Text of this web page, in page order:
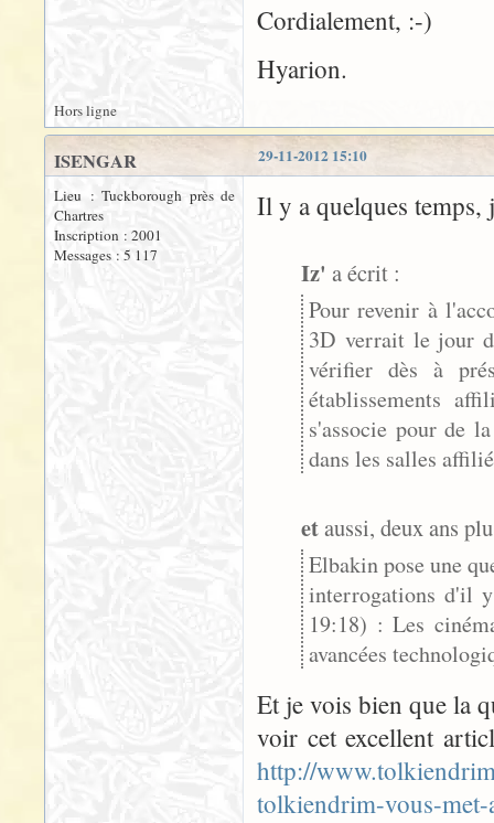
Cordialement, :-)
Hyarion.
Hors ligne
29-11-2012 15:10
ISENGAR
Lieu : Tuckborough près de
Chartres
Inscription : 2001
Messages : 5 117
Il y a quelques temps,
Iz' a écrit :
Pour revenir à
3D verrait le jour
vérifier dès à
établissements
s'associe pour de
dans les salles
etaussi, deux ans
Elbakin pose une
interrogations d'il
19:18) : Les
avancées
Et je vois bien que la
voir cet excellent
http://
tolkiendrim-vous-